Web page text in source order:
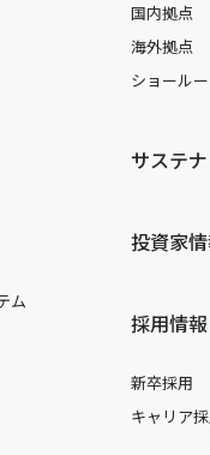
ム
国内拠点
海外拠点
ショール
サステ
投資家
採用情報
新卒採用
キャリア